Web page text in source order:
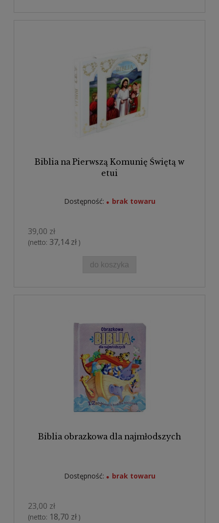
Biblia na Pierwszą Komunię Świętą w
etui
Dostępność: brak towaru
39,00 zł
(netto: 37,14 zł )
do koszyka
Biblia obrazkowa dla najmłodszych
Dostępność: brak towaru
23,00 zł
(netto: 18,70 zł )